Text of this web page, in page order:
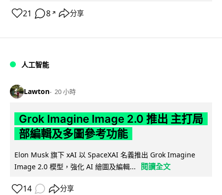
21 8 ↗ 分享
人工智能
Lawton 20 小時
Grok Imagine Image 2.0 推出 主打局
部編輯及多圖參考功能
Elon Musk 旗下 xAI 以 SpaceXAI 名義推出 Grok Imagine
Image 2.0 模型，強化 AI 繪圖及編輯...
閱讀全文
14 分享